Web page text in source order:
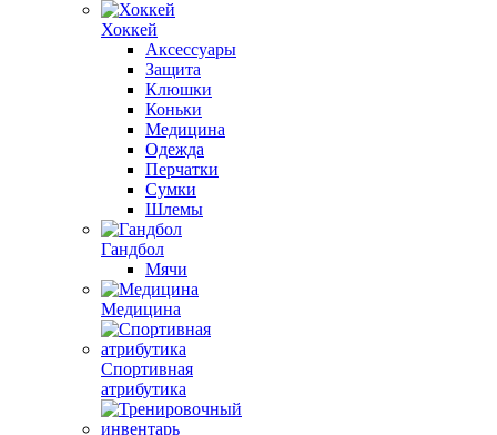
Хоккей
Аксессуары
Защита
Клюшки
Коньки
Медицина
Одежда
Перчатки
Сумки
Шлемы
Гандбол
Мячи
Медицина
Спортивная
атрибутика